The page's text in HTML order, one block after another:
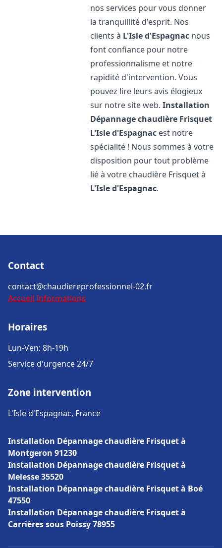
nos services pour vous donner
la tranquillité d'esprit. Nos
clients à L'Isle d'Espagnac nous
font confiance pour notre
professionnalisme et notre
rapidité d'intervention. Vous
pouvez lire leurs avis élogieux
sur notre site web.Installation
Dépannage chaudière Frisquet
L'Isle d'Espagnac est notre
spécialité ! Nous sommes à votre
disposition pour tout problème
lié à votre chaudière Frisquet à
L'Isle d'Espagnac.
Contact
contact@chaudiereprofessionnel-02.fr
Accueil Informations
Horaires
Lun-Ven: 8h-19h
Service d'urgence 24/7
Zone intervention
L'Isle d'Espagnac, France
Installation Dépannage chaudière Frisquet à
Montgeron 91230
Installation Dépannage chaudière Frisquet à
Melesse 35520
Installation Dépannage chaudière Frisquet à Boé
47550
Installation Dépannage chaudière Frisquet à
Carrières sous Poissy 78955